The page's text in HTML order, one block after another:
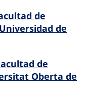
de
de
de
Oberta de